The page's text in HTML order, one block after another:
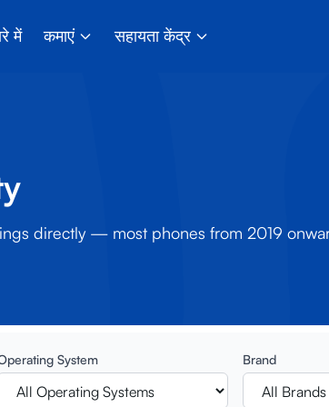
में कमाएं सहायता केंद्र
directly — most phones from 2019
System Brand